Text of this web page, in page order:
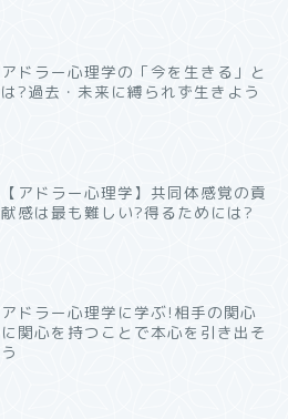
アドラー心理学の「今を生きる」と
は?過去・未来に縛られず生きよう
【アドラー心理学】共同体感覚の貢
献感は最も難しい?得るためには?
アドラー心理学に学ぶ!相手の関心
に関心を持つことで本心を引き出そ
う